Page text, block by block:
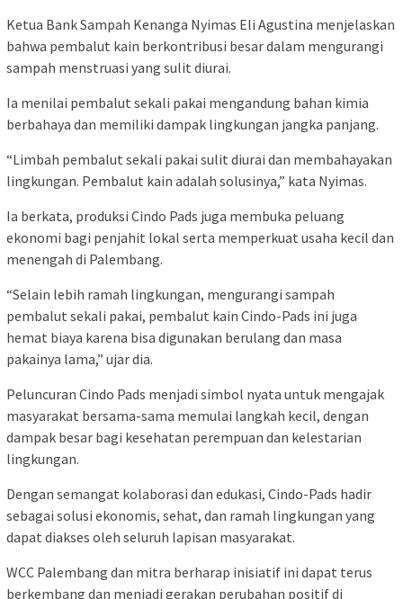
Ketua Bank Sampah Kenanga Nyimas Eli Agustina menjelaskan
bahwa pembalut kain berkontribusi besar dalam mengurangi
sampah menstruasi yang sulit diurai.
Ia menilai pembalut sekali pakai mengandung bahan kimia
berbahaya dan memiliki dampak lingkungan jangka panjang.
“Limbah pembalut sekali pakai sulit diurai dan membahayakan
lingkungan. Pembalut kain adalah solusinya,” kata Nyimas.
Ia berkata, produksi Cindo Pads juga membuka peluang
ekonomi bagi penjahit lokal serta memperkuat usaha kecil dan
menengah di Palembang.
“Selain lebih ramah lingkungan, mengurangi sampah
pembalut sekali pakai, pembalut kain Cindo-Pads ini juga
hemat biaya karena bisa digunakan berulang dan masa
pakainya lama,” ujar dia.
Peluncuran Cindo Pads menjadi simbol nyata untuk mengajak
masyarakat bersama-sama memulai langkah kecil, dengan
dampak besar bagi kesehatan perempuan dan kelestarian
lingkungan.
Dengan semangat kolaborasi dan edukasi, Cindo-Pads hadir
sebagai solusi ekonomis, sehat, dan ramah lingkungan yang
dapat diakses oleh seluruh lapisan masyarakat.
WCC Palembang dan mitra berharap inisiatif ini dapat terus
berkembang dan menjadi gerakan perubahan positif di